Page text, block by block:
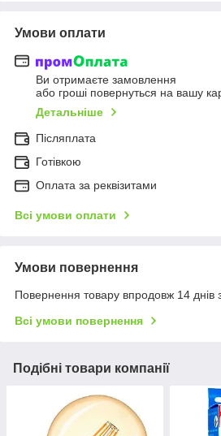
Умови оплати
Ви отримаєте замовлення
або гроші повернуться на вашу
Детальніше
Післяплата
Готівкою
Оплата за реквізитами
Всі умови оплати
Умови повернення
Повернення товару впродовж 14 днів
Всі умови повернення
Подібні товари компанії